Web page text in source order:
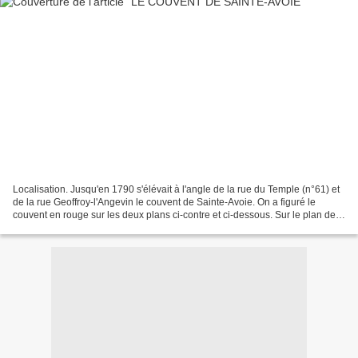
Localisation. Jusqu'en 1790 s'élévait à l'angle de la rue du Temple (n°61) et
de la rue Geoffroy-l'Angevin le couvent de Sainte-Avoie. On a figuré le
couvent en rouge sur les deux plans ci-contre et ci-dessous. Sur le plan de